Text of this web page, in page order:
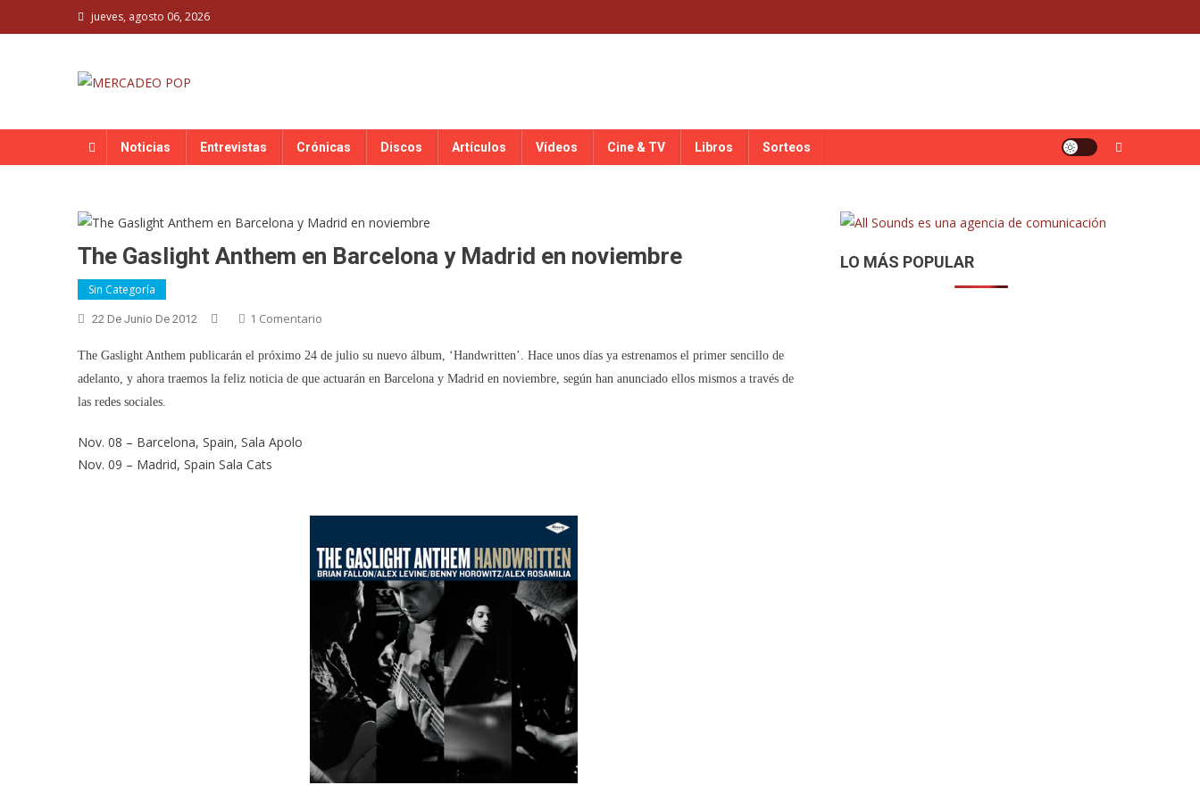
to
jueves, agosto 06, 2026
Noticias Entrevistas Crónicas Discos Artículos Vídeos Cine & TV Libros Sorteos
The Gaslight Anthem en Barcelona y Madrid en noviembre
Sin Categoría
22 De Junio De 2012 1 Comentario
Gaslight
Anthem
The Gaslight Anthem publicarán el próximo 24 de julio su nuevo álbum, ‘Handwritten’. Hace unos días ya estrenamos el primer sencillo de
adelanto, y ahora traemos la feliz noticia de que actuarán en Barcelona y Madrid en noviembre, según han anunciado ellos mismos a través de
las redes sociales.
Nov. 08 – Barcelona, Spain, Sala Apolo
Nov. 09 – Madrid, Spain Sala Cats
LO MÁS POPULAR